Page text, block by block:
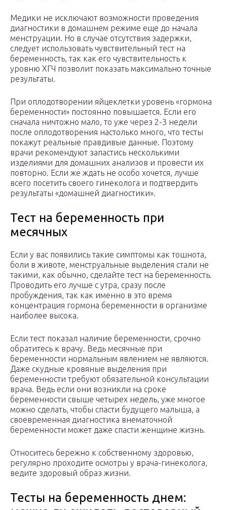
Медики не исключают возможности проведения
диагностики в домашнем режиме еще до начала
менструации. Но в случае отсутствия задержки,
следует использовать чувствительный тест на
беременность, так как его чувствительность к
уровню ХГЧ позволит показать максимально точные
результаты.
При оплодотворении яйцеклетки уровень «гормона
беременности» постоянно повышается. Если его
сначала ничтожно мало, то уже через 2-3 недели
после оплодотворения настолько много, что тесты
покажут реальные правдивые данные. Поэтому
врачи рекомендуют запастись несколькими
изделиями для домашних анализов и провести их
повторно. Если же ждать не особо хочется, лучше
всего посетить своего гинеколога и подтвердить
результаты «домашней диагностики».
Тест на беременность при
месячных
Если у вас появились такие симптомы как тошнота,
боли в животе, менструальные выделения стали не
такими, как обычно, сделайте тест на беременность.
Проводить его лучше с утра, сразу после
пробуждения, так как именно в это время
концентрация гормона беременности в организме
наиболее высока.
Если тест показал наличие беременности, срочно
обратитесь к врачу. Ведь месячные при
беременности нормальным явлением не являются.
Даже скудные кровяные выделения при
беременности требуют обязательной консультации
врача. Ведь если они возникли на сроке
беременности свыше четырех недель, уже многое
можно сделать, чтобы спасти будущего малыша, а
своевременная диагностика внематочной
беременности может даже спасти женщине жизнь.
Относитесь бережно к собственному здоровью,
регулярно проходите осмотры у врача-гинеколога,
ведите здоровый образ жизни.
Тесты на беременность днем: